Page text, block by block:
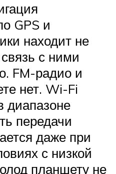
GPS и
находит не
с ними
FM-радио и
нет. Wi-Fi
диапазоне
передачи
даже при
с низкой
планшету не